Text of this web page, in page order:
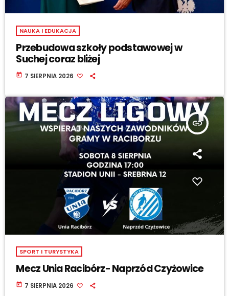
NAUKA I EDUKACJA
Przebudowa szkoły podstawowej w
Suchej coraz bliżej
today 7 SIERPNIA 2026
insert_link
SPORT I TURYSTYKA
Mecz Unia Racibórz- Naprzód Czyżowice
today 7 SIERPNIA 2026